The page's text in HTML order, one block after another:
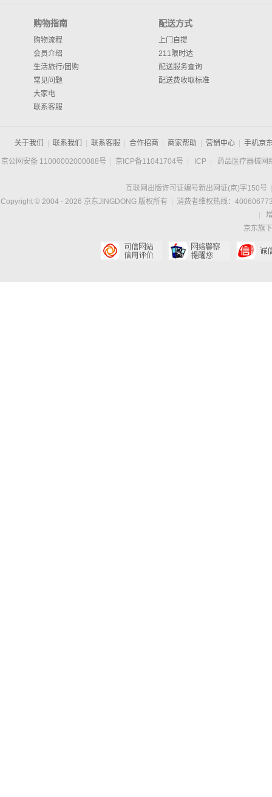
购物指南
购物流程
会员介绍
生活旅行/团购
常见问题
大家电
联系客服
配送方式
上门自提
211限时达
配送服务查询
配送费收取标准
关于我们 联系我们 联系客服 合作招商 商家帮助 营销中心 手机京
京公网安备 11000002000088号 京ICP备11041704号 ICP 药品医疗器械网
互联网出版许可证编号新出网证(京)字150号
Copyright © 2004 - 2026 京东JINGDONG 版权所有
消费者维权热线：
京东旗